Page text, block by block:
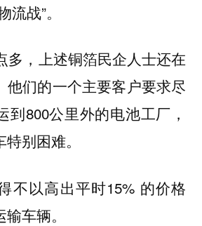
战”。
多，上述铜箔民企人士还在
他们的一个主要客户要求尽
到800公里外的电池工厂，
别困难。
不以高出平时15% 的价格
车辆。